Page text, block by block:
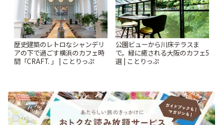
歴史建築のレトロなシャンデリ
アの下で過ごす横浜のカフェ時
間「CRAFT. 」 | ことりっぷ
公園ビューから川床テラスま
で。緑に癒される大阪のカフェ5
選 | ことりっぷ